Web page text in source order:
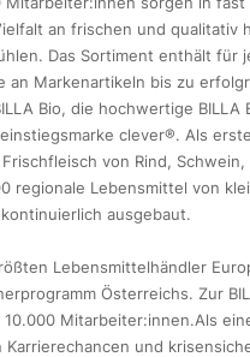
an frischen und qualitativ
Das Sortiment enthält für
Markenartikeln bis zu
Bio, die hochwertige BILLA
clever®. Als
von Rind,
regionale Lebensmittel von
ausgebaut.
Lebensmittelhändler
Österreichs. Zur
10.000 Mitarbeiter:innen.Als
und